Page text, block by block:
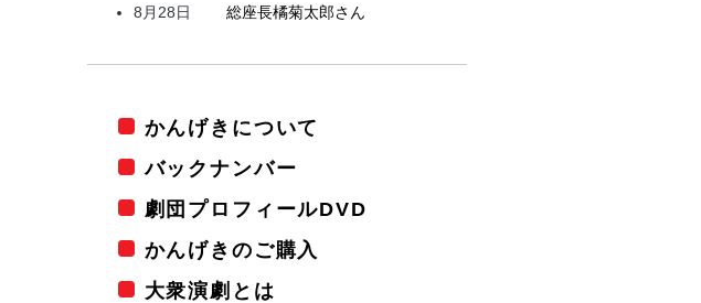
8月28日
総座長橘菊太郎さん
かんげきについて
バックナンバー
劇団プロフィールDVD
かんげきのご購入
大衆演劇とは